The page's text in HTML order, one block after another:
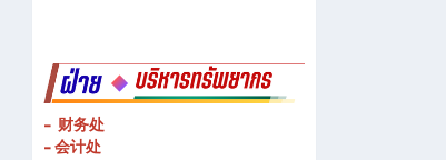
-公共理论科